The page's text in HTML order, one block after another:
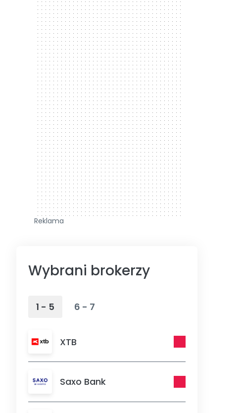
Reklama
Wybrani brokerzy
1 - 5 6 - 7
XTB
Saxo Bank